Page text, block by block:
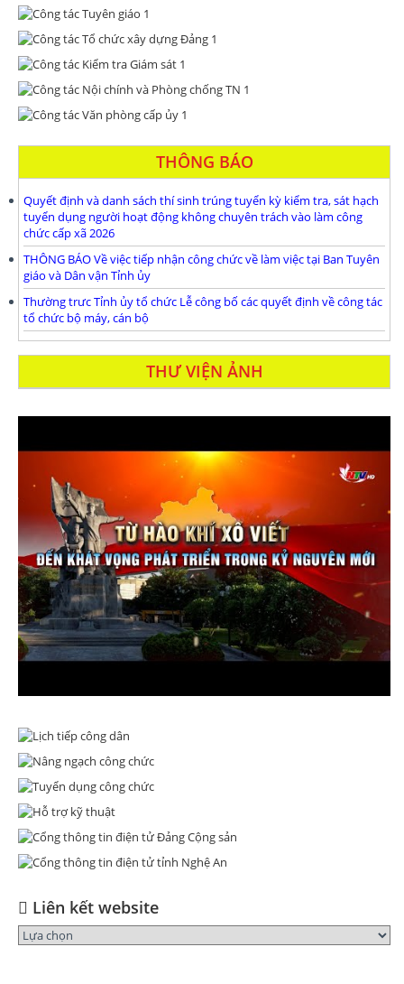
THÔNG BÁO
Quyết định và danh sách thí sinh trúng tuyển kỳ kiểm tra, sát hạch
tuyển dụng người hoạt động không chuyên trách vào làm công
chức cấp xã 2026
THÔNG BÁO Về việc tiếp nhận công chức về làm việc tại Ban Tuyên
giáo và Dân vận Tỉnh ủy
Thường trưc Tỉnh ủy tổ chức Lễ công bố các quyết định về công tác
tổ chức bộ máy, cán bộ
THƯ VIỆN ẢNH
Liên kết website